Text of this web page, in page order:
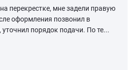
перекрестке, мне задели правую
оформления позвонил в
порядок подачи. По те...